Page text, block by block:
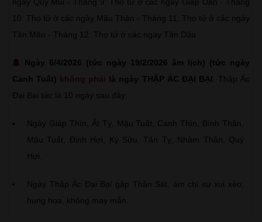
10: Thọ tử ở các ngày Mậu Thân - Tháng 11: Thọ tử ở các ngày
Tân Mão - Tháng 12: Thọ tử ở các ngày Tân Dậu
Ngày 6/4/2026 (tức ngày 19/2/2026 âm lịch) (tức ngày
Canh Tuất) không phải là ngày THẬP ÁC ĐẠI BẠI . Thập Ác
Đại Bại tức là 10 ngày sau đây:
Ngày Giáp Thìn, Ất Tỵ, Mậu Tuất, Canh Thìn, Bính Thân,
Mậu Tuất, Đinh Hợi, Kỷ Sửu, Tân Tỵ, Nhâm Thân, Quý
Hợi.
Ngày Thập Ác Đại Bại gặp Thần Sát, ám chỉ sự xui xẻo,
hung họa, không may mắn.